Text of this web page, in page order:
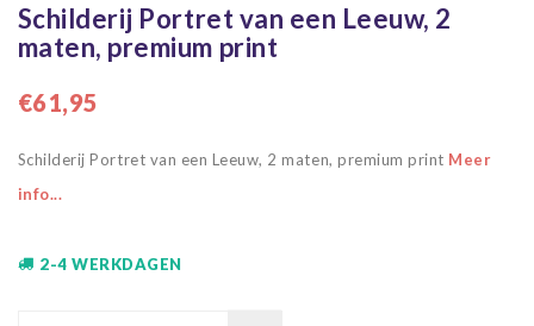
Schilderij Portret van een Leeuw, 2
maten, premium print
€61,95
Schilderij Portret van een Leeuw, 2 maten, premium print Meer
info...
2-4 WERKDAGEN